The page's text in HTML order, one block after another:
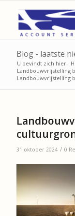
Blog - laatste
U bevindt zich hier:
Landbouwvrijstelling
Landbouwvrijstelling
31 oktober 2024 / 0